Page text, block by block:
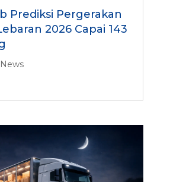
Prediksi Pergerakan
2026 Capai 143
News